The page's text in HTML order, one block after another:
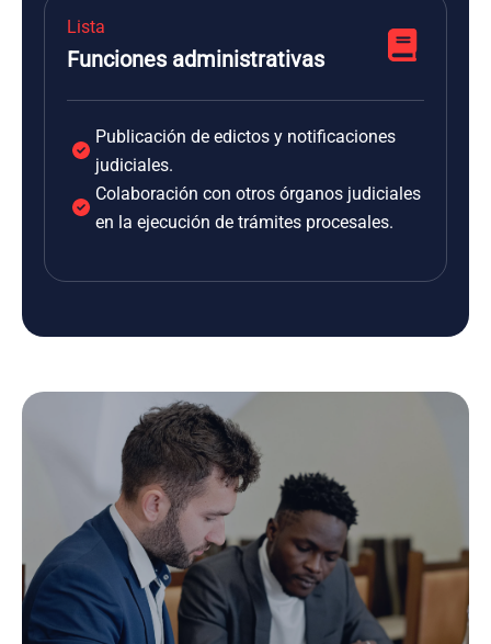
Lista
Funciones administrativas
Publicación de edictos y notificaciones
judiciales.
Colaboración con otros órganos judiciales
en la ejecución de trámites procesales.